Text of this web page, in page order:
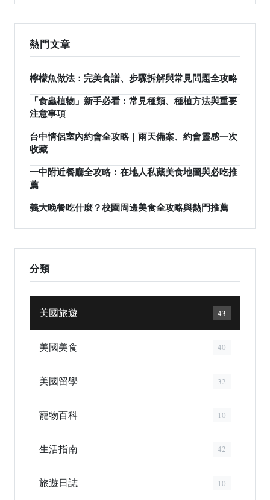
熱門文章
檸檬魚做法：完美食譜、步驟拆解與常見問題全攻略
「食蟲植物」新手必看：常見種類、種植方法與重要
注意事項
台中情侶室內約會全攻略｜雨天備案、約會靈感一次
收藏
一中附近餐廳全攻略：在地人私藏美食地圖與必吃推
薦
義大晚餐吃什麼？校園周邊美食全攻略與熱門推薦
分類
美國旅遊 43
美國美食 40
美國留學 32
寵物百科 10
生活指南 42
旅遊日誌 10